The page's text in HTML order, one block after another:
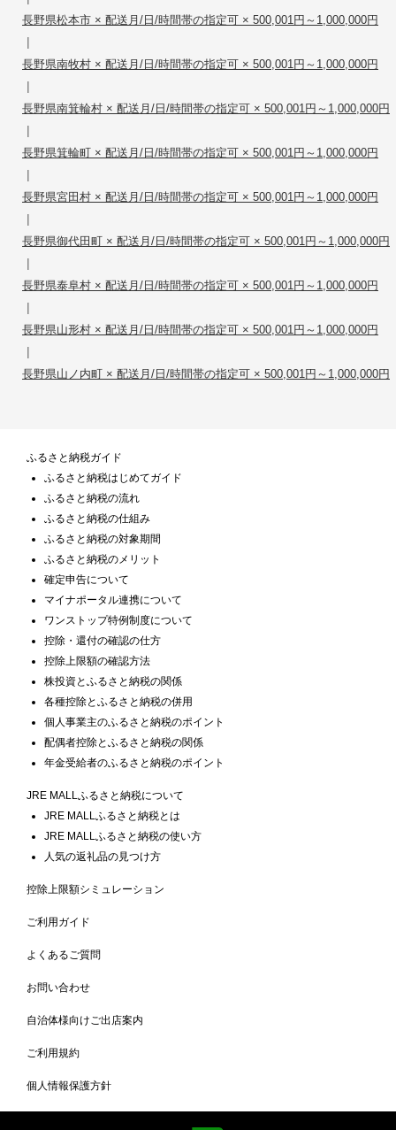
長野県松本市 × 配送月/日/時間帯の指定可 × 500,001円～1,000,000円
|
長野県南牧村 × 配送月/日/時間帯の指定可 × 500,001円～1,000,000円
|
長野県南箕輪村 × 配送月/日/時間帯の指定可 × 500,001円～1,000,000円
|
長野県箕輪町 × 配送月/日/時間帯の指定可 × 500,001円～1,000,000円
|
長野県宮田村 × 配送月/日/時間帯の指定可 × 500,001円～1,000,000円
|
長野県御代田町 × 配送月/日/時間帯の指定可 × 500,001円～1,000,000円
|
長野県泰阜村 × 配送月/日/時間帯の指定可 × 500,001円～1,000,000円
|
長野県山形村 × 配送月/日/時間帯の指定可 × 500,001円～1,000,000円
|
長野県山ノ内町 × 配送月/日/時間帯の指定可 × 500,001円～1,000,000円
ふるさと納税ガイド
ふるさと納税はじめてガイド
ふるさと納税の流れ
ふるさと納税の仕組み
ふるさと納税の対象期間
ふるさと納税のメリット
確定申告について
マイナポータル連携について
ワンストップ特例制度について
控除・還付の確認の仕方
控除上限額の確認方法
株投資とふるさと納税の関係
各種控除とふるさと納税の併用
個人事業主のふるさと納税のポイント
配偶者控除とふるさと納税の関係
年金受給者のふるさと納税のポイント
JRE MALLふるさと納税について
JRE MALLふるさと納税とは
JRE MALLふるさと納税の使い方
人気の返礼品の見つけ方
控除上限額シミュレーション
ご利用ガイド
よくあるご質問
お問い合わせ
自治体様向けご出店案内
ご利用規約
個人情報保護方針